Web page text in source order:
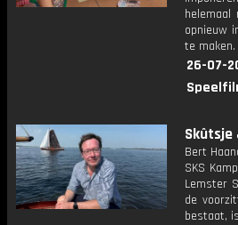
opnieuw
te maken.
26-07-
Skûtsje
Bert
SKS
Lemster
de
bestaat,